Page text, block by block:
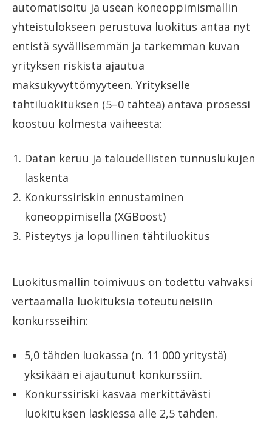
automatisoitu ja usean koneoppimismallin
yhteistulokseen perustuva luokitus antaa nyt
entistä syvällisemmän ja tarkemman kuvan
yrityksen riskistä ajautua
maksukyvyttömyyteen. Yritykselle
tähtiluokituksen (5–0 tähteä) antava prosessi
koostuu kolmesta vaiheesta:
Datan keruu ja taloudellisten tunnuslukujen
laskenta
Konkurssiriskin ennustaminen
koneoppimisella (XGBoost)
Pisteytys ja lopullinen tähtiluokitus
Luokitusmallin toimivuus on todettu vahvaksi
vertaamalla luokituksia toteutuneisiin
konkursseihin:
5,0 tähden luokassa (n. 11 000 yritystä)
yksikään ei ajautunut konkurssiin.
Konkurssiriski kasvaa merkittävästi
luokituksen laskiessa alle 2,5 tähden.